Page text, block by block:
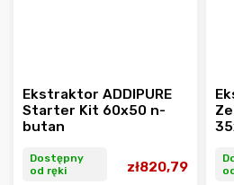
Ekstraktor ADDIPURE
Starter Kit 60x50 n-
butan
Dostępny
od ręki
zł820,79